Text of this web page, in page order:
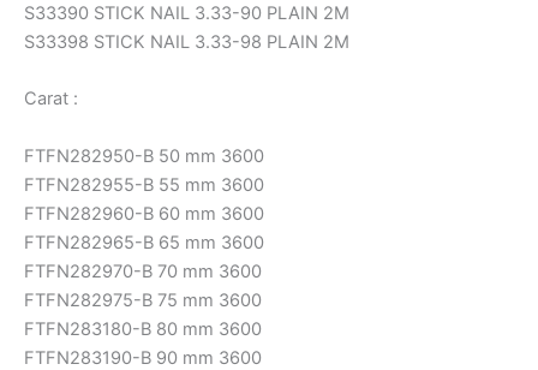
S33390 STICK NAIL 3.33-90 PLAIN 2M
S33398 STICK NAIL 3.33-98 PLAIN 2M
Carat :
FTFN282950-B 50 mm 3600
FTFN282955-B 55 mm 3600
FTFN282960-B 60 mm 3600
FTFN282965-B 65 mm 3600
FTFN282970-B 70 mm 3600
FTFN282975-B 75 mm 3600
FTFN283180-B 80 mm 3600
FTFN283190-B 90 mm 3600